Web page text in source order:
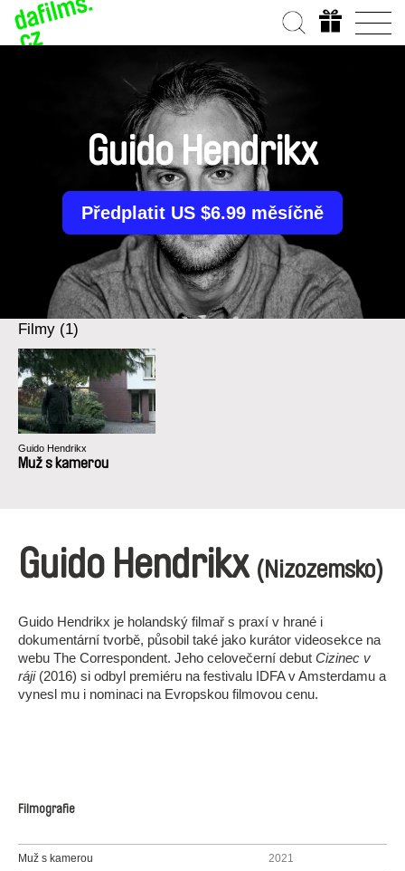
Guido Hendrikx
Předplatit US $6.99 měsíčně
Filmy (1)
Guido Hendrikx
Muž s kamerou
Guido Hendrikx (Nizozemsko)
Guido Hendrikx je holandský filmař s praxí v hrané i
dokumentární tvorbě, působil také jako kurátor videosekce na
webu The Correspondent. Jeho celovečerní debut Cizinec v
ráji(2016) si odbyl premiéru na festivalu IDFA v Amsterdamu a
vynesl mu i nominaci na Evropskou filmovou cenu.
Filmografie
Muž s kamerou 2021